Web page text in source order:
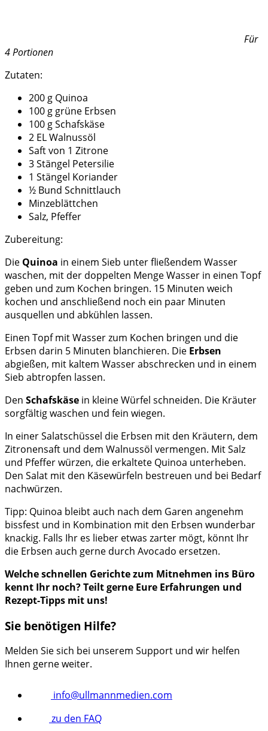
Für
4 Portionen
Zutaten:
200 g Quinoa
100 g grüne Erbsen
100 g Schafskäse
2 EL Walnussöl
Saft von 1 Zitrone
3 Stängel Petersilie
1 Stängel Koriander
½ Bund Schnittlauch
Minzeblättchen
Salz, Pfeffer
Zubereitung:
Die Quinoa in einem Sieb unter fließendem Wasser
waschen, mit der doppelten Menge Wasser in einen Topf
geben und zum Kochen bringen. 15 Minuten weich
kochen und anschließend noch ein paar Minuten
ausquellen und abkühlen lassen.
Einen Topf mit Wasser zum Kochen bringen und die
Erbsen darin 5 Minuten blanchieren. Die Erbsen
abgießen, mit kaltem Wasser abschrecken und in einem
Sieb abtropfen lassen.
Den Schafskäse in kleine Würfel schneiden. Die Kräuter
sorgfältig waschen und fein wiegen.
In einer Salatschüssel die Erbsen mit den Kräutern, dem
Zitronensaft und dem Walnussöl vermengen. Mit Salz
und Pfeffer würzen, die erkaltete Quinoa unterheben.
Den Salat mit den Käsewürfeln bestreuen und bei Bedarf
nachwürzen.
Tipp: Quinoa bleibt auch nach dem Garen angenehm
bissfest und in Kombination mit den Erbsen wunderbar
knackig. Falls Ihr es lieber etwas zarter mögt, könnt Ihr
die Erbsen auch gerne durch Avocado ersetzen.
Welche schnellen Gerichte zum Mitnehmen ins Büro
kennt Ihr noch? Teilt gerne Eure Erfahrungen und
Rezept-Tipps mit uns!
Sie benötigen Hilfe?
Melden Sie sich bei unserem Support und wir helfen
Ihnen gerne weiter.
info@ullmannmedien.com
zu den FAQ